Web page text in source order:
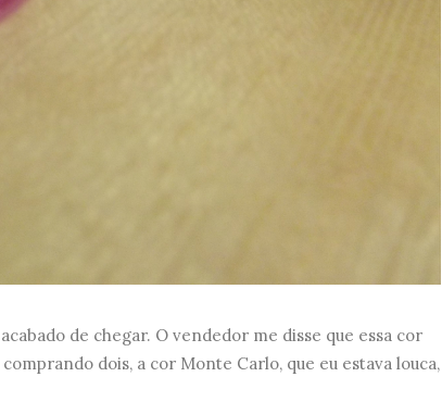
de chegar. O vendedor me disse que essa cor
dois, a cor Monte Carlo, que eu estava louca,